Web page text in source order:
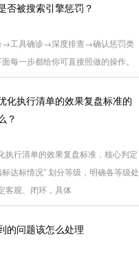
否被搜索引擎惩罚？
→工具确诊→深度排查→确认惩罚类
每一步都给你可直接照做的操作。
化执行清单的效果复盘标准的
？
执行清单的效果复盘标准，核心判定
达标情况” 划分等级，明确各等级处
客观、闭环，具体
的问题该怎么处理